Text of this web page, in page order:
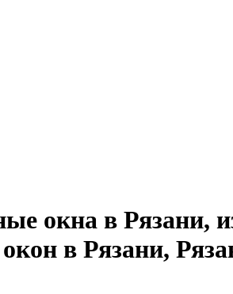
окна в Рязани,
в Рязани,